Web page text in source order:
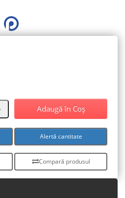
Adaugă în Coş
Alertă cantitate
Compară produsul